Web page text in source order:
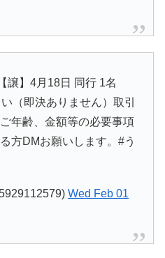
譲】4月18日 同行 1名
（即決ありません）取引
年齢、金額等の必要事項
方DMお願いします。#う
Wed Feb 01